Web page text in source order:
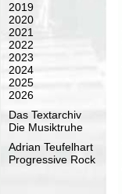
2019
2020
2021
2022
2023
2024
2025
2026
Das Textarchiv
Die Musiktruhe
Adrian Teufelhart
Progressive Rock